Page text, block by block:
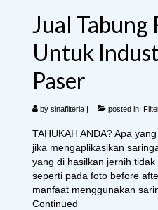
Jual
Untuk
Paser
by sinafilteria | posted in:
TAHUKAH ANDA? Apa
jika mengaplikasikan
yang di hasilkan jernih
seperti pada foto before
manfaat menggunakan
Continued